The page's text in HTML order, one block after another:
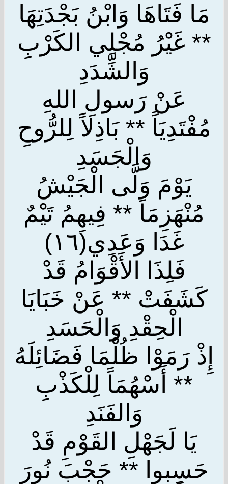
مَا فَتَاهَا وَابْنُ بَجْدَتِهَا
** غَيْرُ مُجْلِي الكَرْبِ
وَالشِّدَدِ
عَنْ رَسولِ اللهِ
مُفْتَدِيَاً ** بَاذِلاً لِلرُّوحِ
وَالْجَسَدِ
يَوْمَ وَلَّى الْجَيْشُ
مُنْهَزِمَاً ** فِيهِمُ تَيْمٌ
غَدَا وَعَدِي(١٦)
فَلِذَا الأَقْوَامُ قَدْ
كَشَفَتْ ** عَنْ خَبَايَا
الْحِقْدِ وَالْحَسَدِ
إِذْ رَمَوْا ظُلْمَا فَضَائِلَهُ
** أَسْهُمَاً لِلْكَذْبِ
وَالفَنَدِ
يَا لَجَهْلِ القَوْمِ قَدْ
حَسِبوا ** حَجْبَ نُورَ